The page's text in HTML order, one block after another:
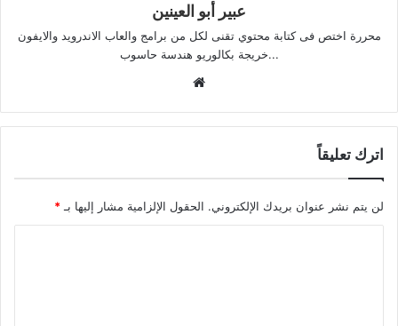
عبير أبو العينين
محررة اختص فى كتابة محتوي تقنى لكل من برامج والعاب الاندرويد والايفون
...خريجة بكالوريو هندسة حاسوب
اترك تعليقاً
لن يتم نشر عنوان بريدك الإلكتروني. الحقول الإلزامية مشار إليها بـ *